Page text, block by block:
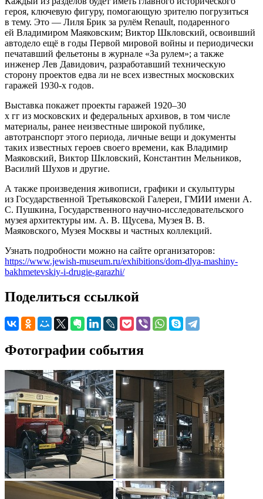
героя, ключевую фигуру, помогающую зрителю погрузиться
в тему. Это — Лиля Брик за рулём Renault, подаренного
ей Владимиром Маяковским; Виктор Шкловский, освоивший
автодело ещё в годы Первой мировой войны и периодически
печатавший фельетоны в журнале «За рулем»; а также
инженер Лев Давидович, разработавший техническую
сторону проектов едва ли не всех известных московских
гаражей 1930-х годов.
Выставка покажет проекты гаражей 1920–30
х гг из московских и федеральных архивов, в том числе
материалы, ранее неизвестные широкой публике,
автотранспорт этого периода, личные вещи и документы
таких известных героев своего времени, как Владимир
Маяковский, Виктор Шкловский, Константин Мельников,
Василий Шухов и другие.
А также произведения живописи, графики и скульптуры
из Государственной Третьяковской Галереи, ГМИИ имени А.
С. Пушкина, Государственного научно-исследовательского
музея архитектуры им. А. В. Щусева, Музея В. В.
Маяковского, Музея Москвы и частных коллекций.
Узнать подробности можно на сайте организаторов:
https://www.jewish-museum.ru/exhibitions/dom-dlya-mashiny-
bakhmetevskiy-i-drugie-garazhi/
Поделиться ссылкой
Фотографии события